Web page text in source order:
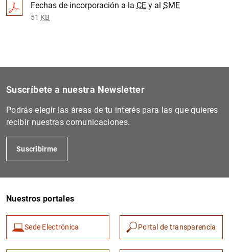
Fechas de incorporación a la CE y al SME
51 KB
Suscríbete a nuestra Newsletter
Podrás elegir las áreas de tu interés para las que quieres
recibir nuestras comunicaciones.
Suscribirme
Nuestros portales
Sede Electrónica Portal de transparencia